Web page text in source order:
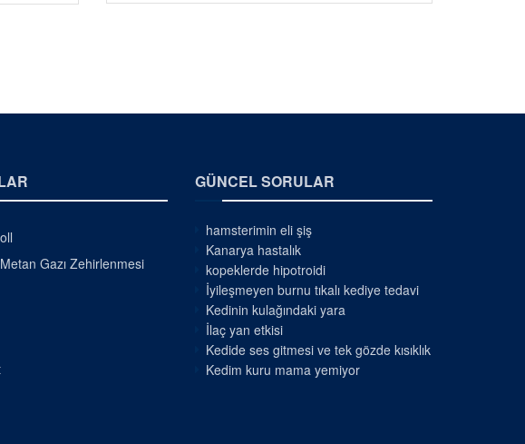
Metan Gazı Zehirlenmesi
GÜNCEL SORULAR
hamsterimin eli şiş
Kanarya hastalık
kopeklerde hipotroidi
İyileşmeyen burnu tıkalı kediye tedavi
Kedinin kulağındaki yara
İlaç yan etkisi
Kedide ses gitmesi ve tek gözde kısıklık
Kedim kuru mama yemiyor